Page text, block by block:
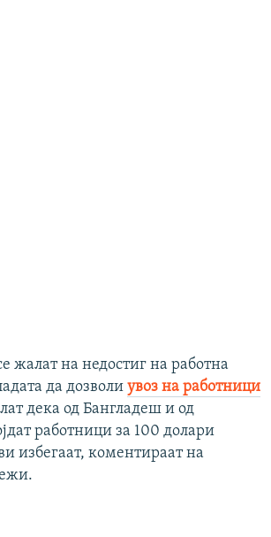
жалат на недостиг на работна
да дозволи увоз на работници
дека од Бангладеш и од
работници за 100 долари
избегаат, коментираат на